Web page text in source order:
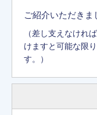
ご紹介いただきま
（差し支えなけれ
けますと可能な限
す。）